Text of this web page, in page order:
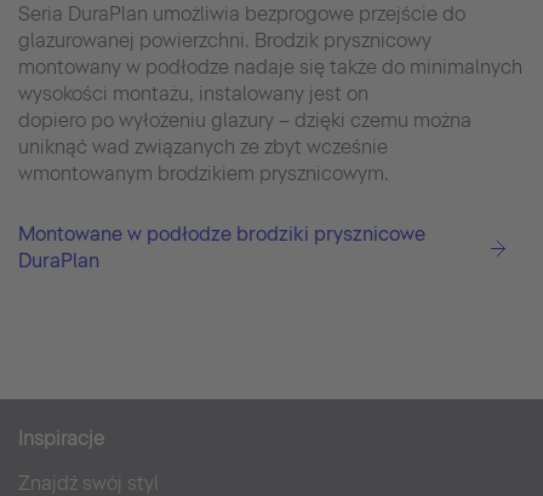
Seria DuraPlan umożliwia bezprogowe przejście do
glazurowanej powierzchni. Brodzik prysznicowy
montowany w podłodze nadaje się także do minimalnych
wysokości montażu, instalowany jest on
dopiero po wyłożeniu glazury – dzięki czemu można
uniknąć wad związanych ze zbyt wcześnie
wmontowanym brodzikiem prysznicowym.
Montowane w podłodze brodziki prysznicowe
DuraPlan
Inspiracje
Znajdź swój styl